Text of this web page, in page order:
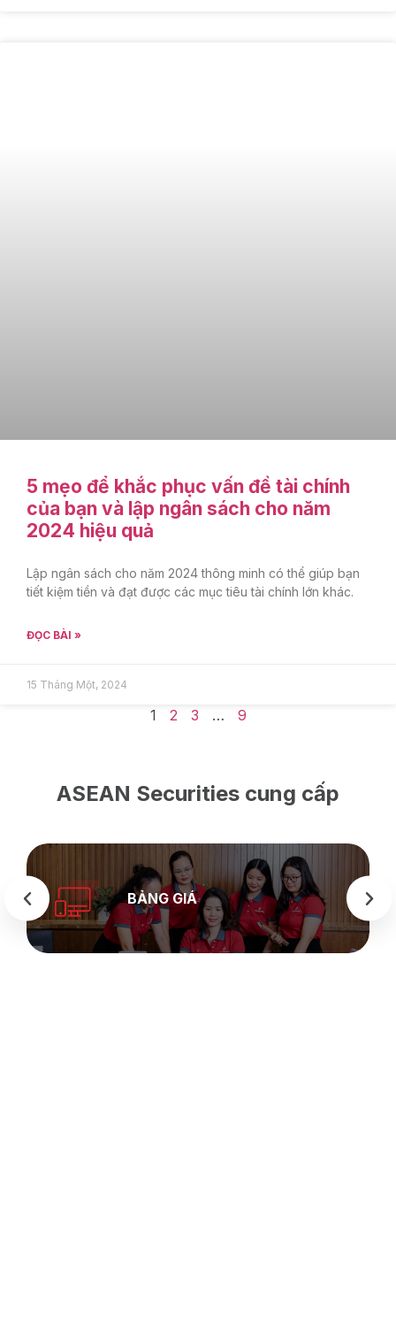
5 mẹo để khắc phục vấn đề tài chính
của bạn và lập ngân sách cho năm
2024 hiệu quả
Lập ngân sách cho năm 2024 thông minh có thể giúp bạn
tiết kiệm tiền và đạt được các mục tiêu tài chính lớn khác.
ĐỌC BÀI »
15 Tháng Một, 2024
1 2 3 … 9
ASEAN Securities cung cấp
BẢNG GIÁ